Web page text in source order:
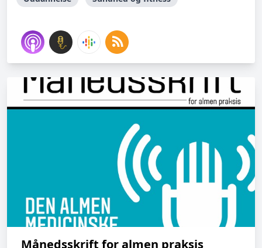
Månedsskrift for almen praksis